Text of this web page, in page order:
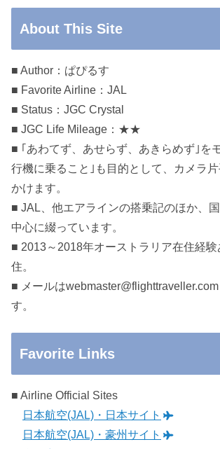
About This Site
■ Author：ぱぴるす
■ Favorite Airline：JAL
■ Status：JGC Crystal
■ JGC Life Mileage：★★
■ ｢あわてず、あせらず、あきらめず｣を
行機に乗ること｣も目的として、カメラ
かけます。
■ JAL、他エアラインの搭乗記のほか、
中心に綴っています。
■ 2013～2018年オーストラリア在住経験
住。
■ メールは
す。
Favorite Links
■ Airline Official Sites
日本航空(JAL)・日本サイト
日本航空(JAL)・豪州サイト